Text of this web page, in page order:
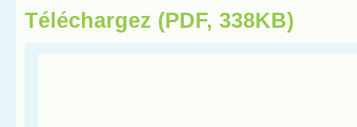
Téléchargez (PDF, 338KB)